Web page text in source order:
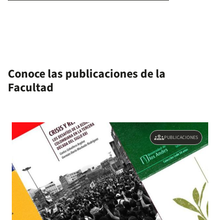
Conoce las publicaciones de la
Facultad
groupsPUBLICACIONES